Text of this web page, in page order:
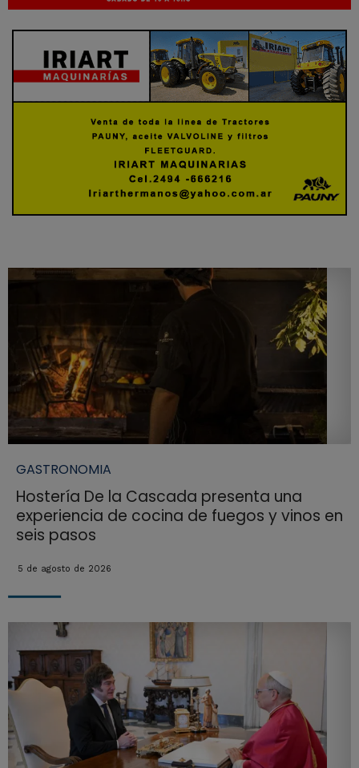
GASTRONOMIA
Hostería De la Cascada presenta una
experiencia de cocina de fuegos y vinos en
seis pasos
5 de agosto de 2026